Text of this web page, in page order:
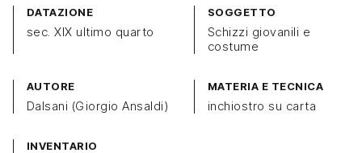
DATAZIONE
sec. XIX ultimo quarto
SOGGETTO
Schizzi giovanili e
costume
AUTORE
Dalsani (Giorgio Ansaldi)
MATERIA E TECNICA
inchiostro su carta
INVENTARIO